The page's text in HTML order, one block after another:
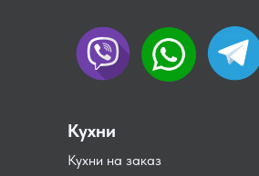
Кухни на заказ
Кухни